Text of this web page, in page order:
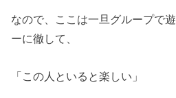
なので、ここは一旦グループで
ーに徹して、
「この人といると楽しい」